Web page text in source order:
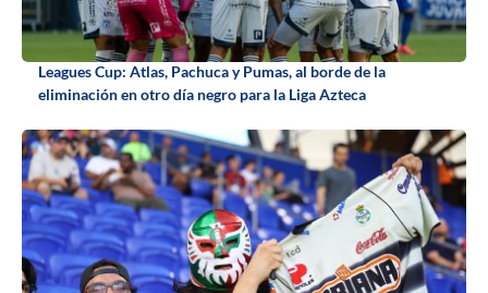
Leagues Cup: Atlas, Pachuca y Pumas, al borde de la
eliminación en otro día negro para la Liga Azteca